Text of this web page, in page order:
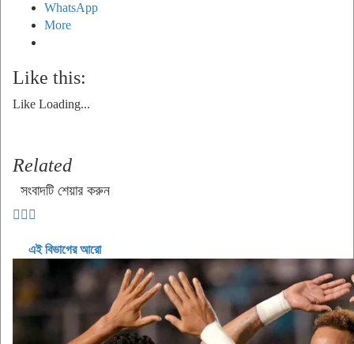
WhatsApp
More
Like this:
Like Loading...
Related
সংবাদটি শেয়ার করুন
এই বিভাগের আরো